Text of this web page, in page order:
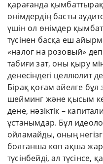
қарағанда
өнімдердің басты
үшін ол өнімдер
түсінен басқа еш
«налог на розовый»
табиғи зат, оны қыру
денесіндегі целлюлит
Бірақ қоғам әйелге
шейминг және қысым
дене, нәзіктік –
ұстанымдар. Бұл
ойламайды, оның
болғанша көп ақша
түсінбейді, ал түсінсе,